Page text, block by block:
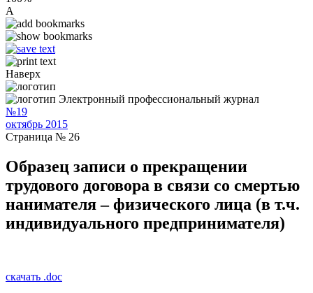
A
Наверх
Электронный профессиональный журнал
№19
октябрь 2015
Страница № 26
Образец записи о прекращении
трудового договора в связи со смертью
нанимателя – физического лица (в т.ч.
индивидуального предпринимателя)
скачать .doc